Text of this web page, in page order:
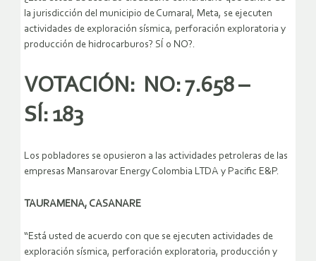
la jurisdicción del municipio de Cumaral, Meta, se ejecuten
actividades de exploración sísmica, perforación exploratoria y
producción de hidrocarburos? SÍ o NO?.
VOTACIÓN: NO: 7.658 –
SÍ: 183
Los pobladores se opusieron a las actividades petroleras de las
empresas Mansarovar Energy Colombia LTDA y Pacific E&P.
TAURAMENA, CASANARE
“Está usted de acuerdo con que se ejecuten actividades de
exploración sísmica, perforación exploratoria, producción y